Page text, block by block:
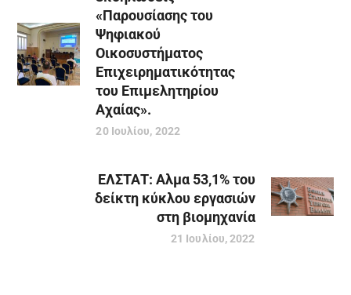
«Παρουσίασης του
Ψηφιακού
Οικοσυστήματος
Επιχειρηματικότητας
του Επιμελητηρίου
Αχαίας».
20 Ιουλίου, 2022
ΕΛΣΤΑΤ: Αλμα 53,1% του
δείκτη κύκλου εργασιών
στη βιομηχανία
21 Ιουλίου, 2022